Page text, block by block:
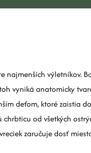
najmenších výletníkov.
vyniká anatomicky
deťom, ktoré zaistia
od všetkých
zaručuje dosť